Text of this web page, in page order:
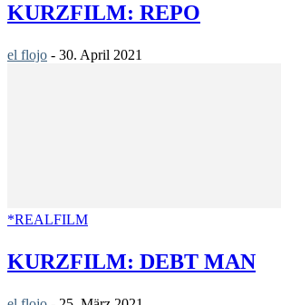
KURZFILM: REPO
el flojo - 30. April 2021
*REALFILM
KURZFILM: DEBT MAN